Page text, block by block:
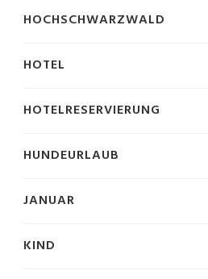
HOCHSCHWARZWALD
HOTEL
HOTELRESERVIERUNG
HUNDEURLAUB
JANUAR
KIND